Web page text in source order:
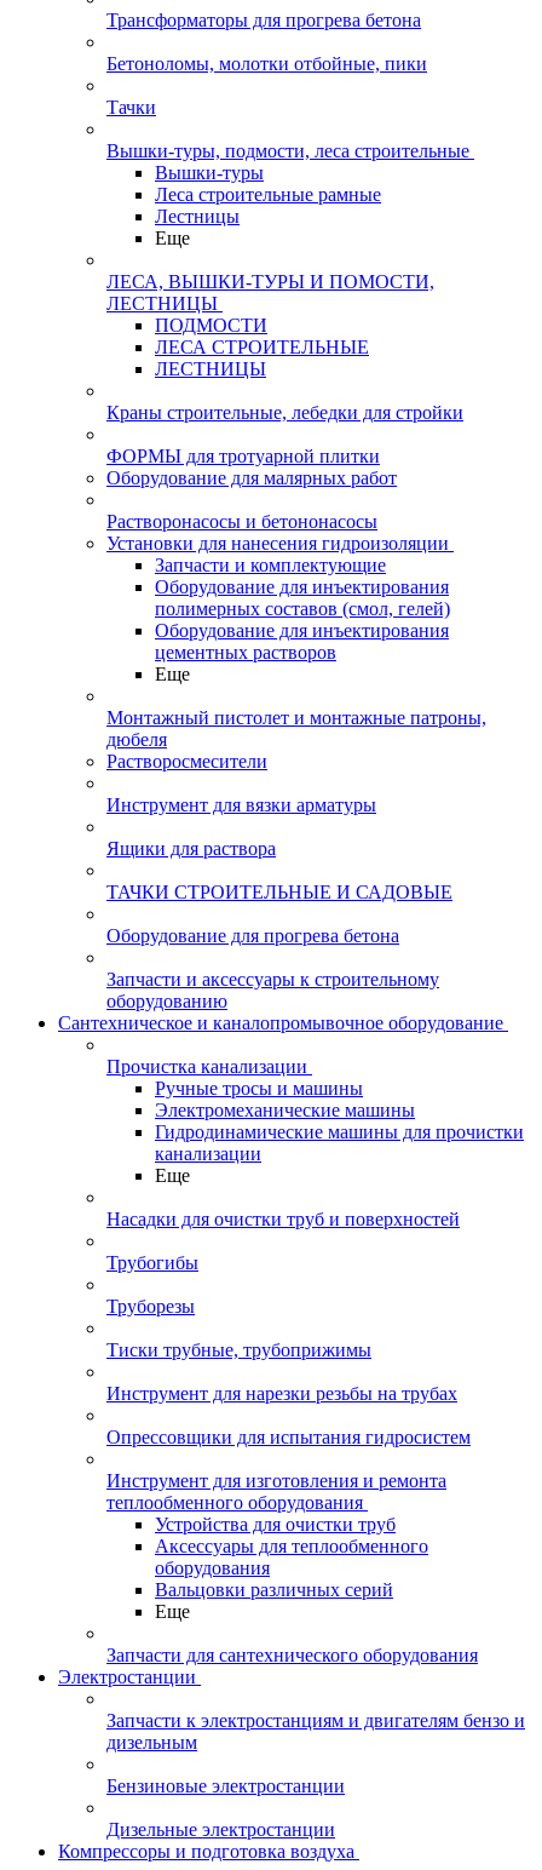
Трансформаторы для прогрева бетона
Бетоноломы, молотки отбойные, пики
Тачки
Вышки-туры, подмости, леса строительные
Вышки-туры
Леса строительные рамные
Лестницы
Еще
ЛЕСА, ВЫШКИ-ТУРЫ И ПОМОСТИ,
ЛЕСТНИЦЫ
ПОДМОСТИ
ЛЕСА СТРОИТЕЛЬНЫЕ
ЛЕСТНИЦЫ
Краны строительные, лебедки для стройки
ФОРМЫ для тротуарной плитки
Оборудование для малярных работ
Растворонасосы и бетононасосы
Установки для нанесения гидроизоляции
Запчасти и комплектующие
Оборудование для инъектирования
полимерных составов (смол, гелей)
Оборудование для инъектирования
цементных растворов
Еще
Монтажный пистолет и монтажные патроны,
дюбеля
Растворосмесители
Инструмент для вязки арматуры
Ящики для раствора
ТАЧКИ СТРОИТЕЛЬНЫЕ И САДОВЫЕ
Оборудование для прогрева бетона
Запчасти и аксессуары к строительному
оборудованию
Сантехническое и каналопромывочное оборудование
Прочистка канализации
Ручные тросы и машины
Электромеханические машины
Гидродинамические машины для прочистки
канализации
Еще
Насадки для очистки труб и поверхностей
Трубогибы
Труборезы
Тиски трубные, трубоприжимы
Инструмент для нарезки резьбы на трубах
Опрессовщики для испытания гидросистем
Инструмент для изготовления и ремонта
теплообменного оборудования
Устройства для очистки труб
Аксессуары для теплообменного
оборудования
Вальцовки различных серий
Еще
Запчасти для сантехнического оборудования
Электростанции
Запчасти к электростанциям и двигателям бензо и
дизельным
Бензиновые электростанции
Дизельные электростанции
Компрессоры и подготовка воздуха